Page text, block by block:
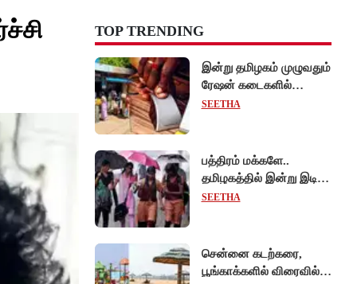
TOP TRENDING
இன்று தமிழகம் முழுவதும்
ரேஷன் கடைகளில்
கைவிரல் ரேகை பதிவு
SEETHA
பத்திரம் மக்களே..
தமிழகத்தில் இன்று இடி,
மின்னலுடன் மழைக்கு
SEETHA
சென்னை கடற்கரை,
பூங்காக்களில் விரைவில்